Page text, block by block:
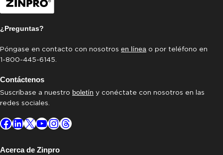
¿Preguntas?
Póngase en contacto con nosotros en línea o por teléfono en
1-800-445-6145.
Contáctenos
Suscríbase a nuestro boletín y conéctate con nosotros en las
redes sociales.
Facebook
LinkedIn
X YouTube
Instagram
Threads
Acerca de Zinpro